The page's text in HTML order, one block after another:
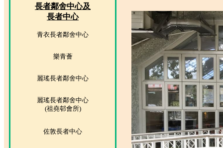
長者鄰舍中心及
長者中心
青衣長者鄰舍中心
樂青薈
麗瑤長者鄰舍中心
麗瑤長者鄰舍中心
(祖堯邨會所)
佐敦長者中心